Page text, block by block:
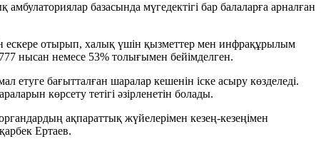
базасында мүгедектігі бар балаларға арналған
ескере отырып, халық үшін қызметтер мен инфрақұрылым
777 нысан немесе 53% толығымен бейімделген.
етуге бағытталған шаралар кешенін іске асыру көзделеді.
көрсету тетігі әзірленетін болады.
ақпараттық жүйелерімен кезең-кезеңімен
Ертаев.